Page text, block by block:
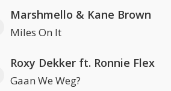
Marshmello & Kane Brown
Miles On It
Roxy Dekker ft. Ronnie Flex
Gaan We Weg?